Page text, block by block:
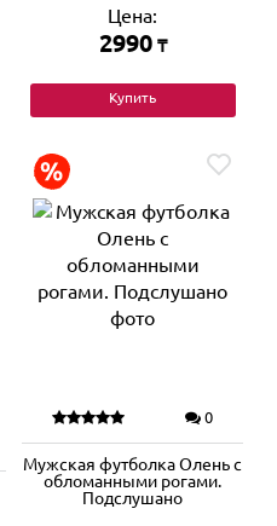
Цена:
2990 ₸
Купить
0
Мужская футболка Олень с
обломанными рогами.
Подслушано